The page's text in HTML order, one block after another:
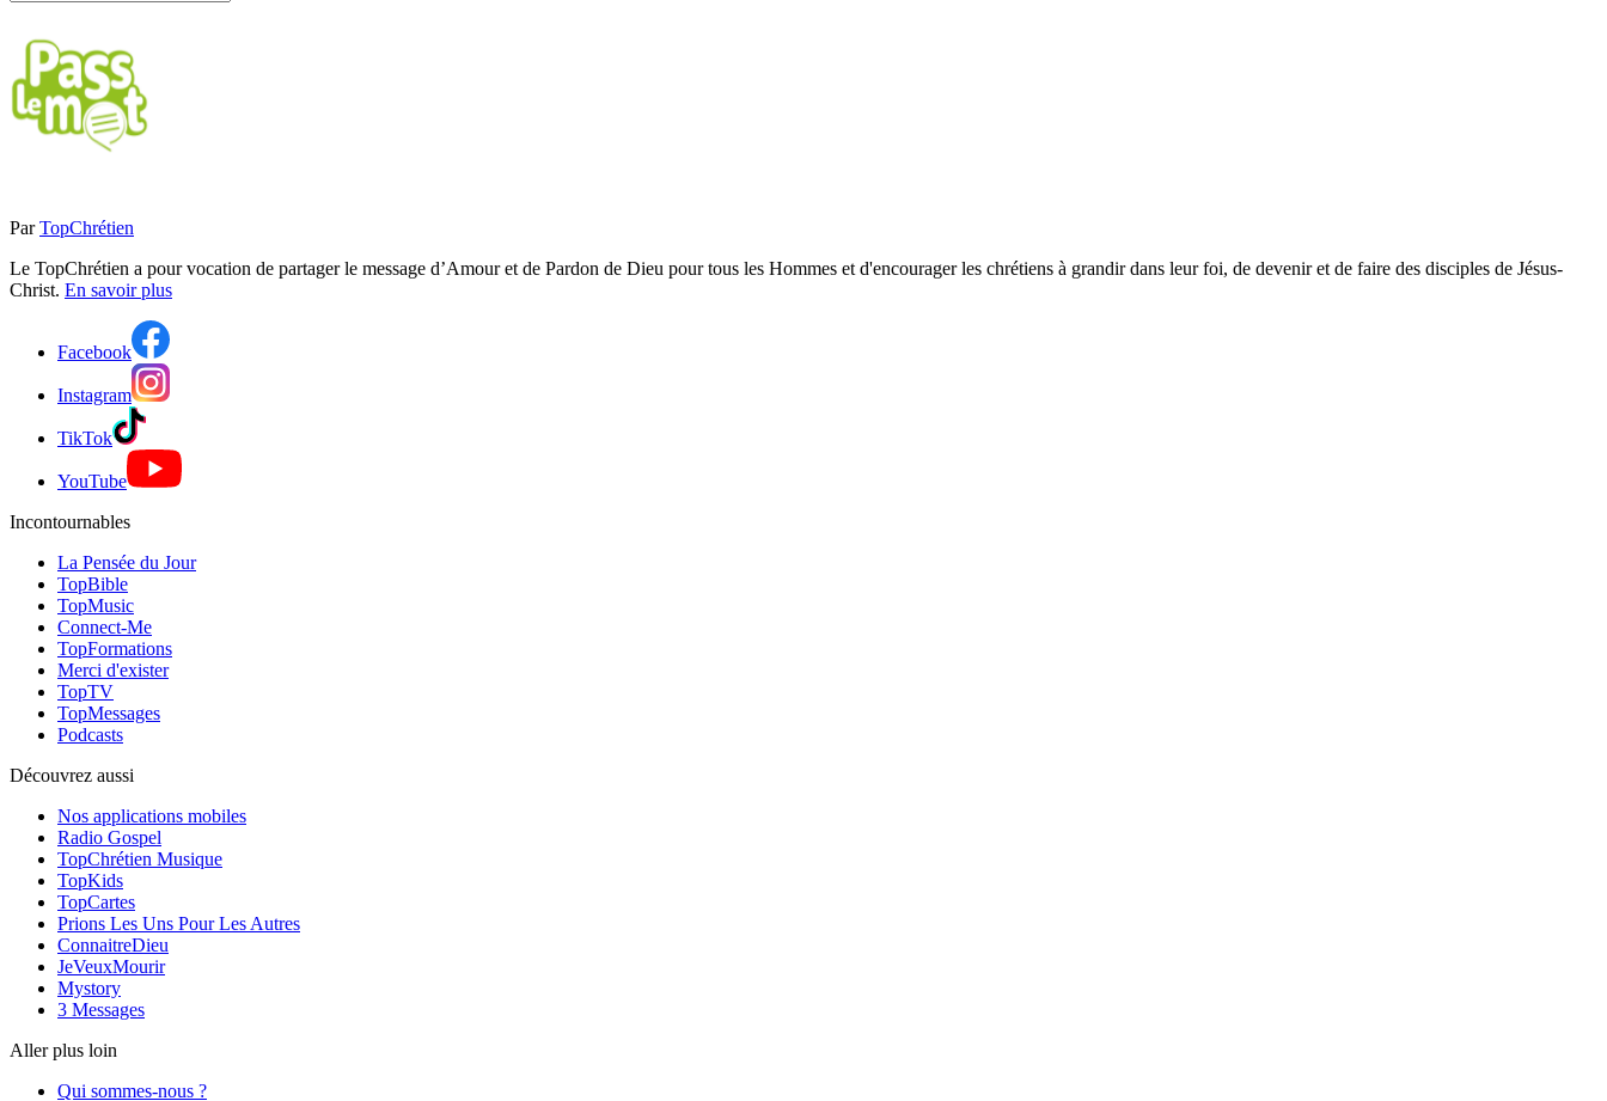
Par TopChrétien
Le TopChrétien a pour vocation de partager le message d’Amour et de Pardon de Dieu pour tous les Hommes et d'encourager les chrétiens à grandir dans leur foi, de devenir et de faire des disciples de Jésus-
Christ. En savoir plus
Facebook
Instagram
TikTok
YouTube
Incontournables
La Pensée du Jour
TopBible
TopMusic
Connect-Me
TopFormations
Merci d'exister
TopTV
TopMessages
Podcasts
Découvrez aussi
Nos applications mobiles
Radio Gospel
TopChrétien Musique
TopKids
TopCartes
Prions Les Uns Pour Les Autres
ConnaitreDieu
JeVeuxMourir
Mystory
3 Messages
Aller plus loin
Qui sommes-nous ?